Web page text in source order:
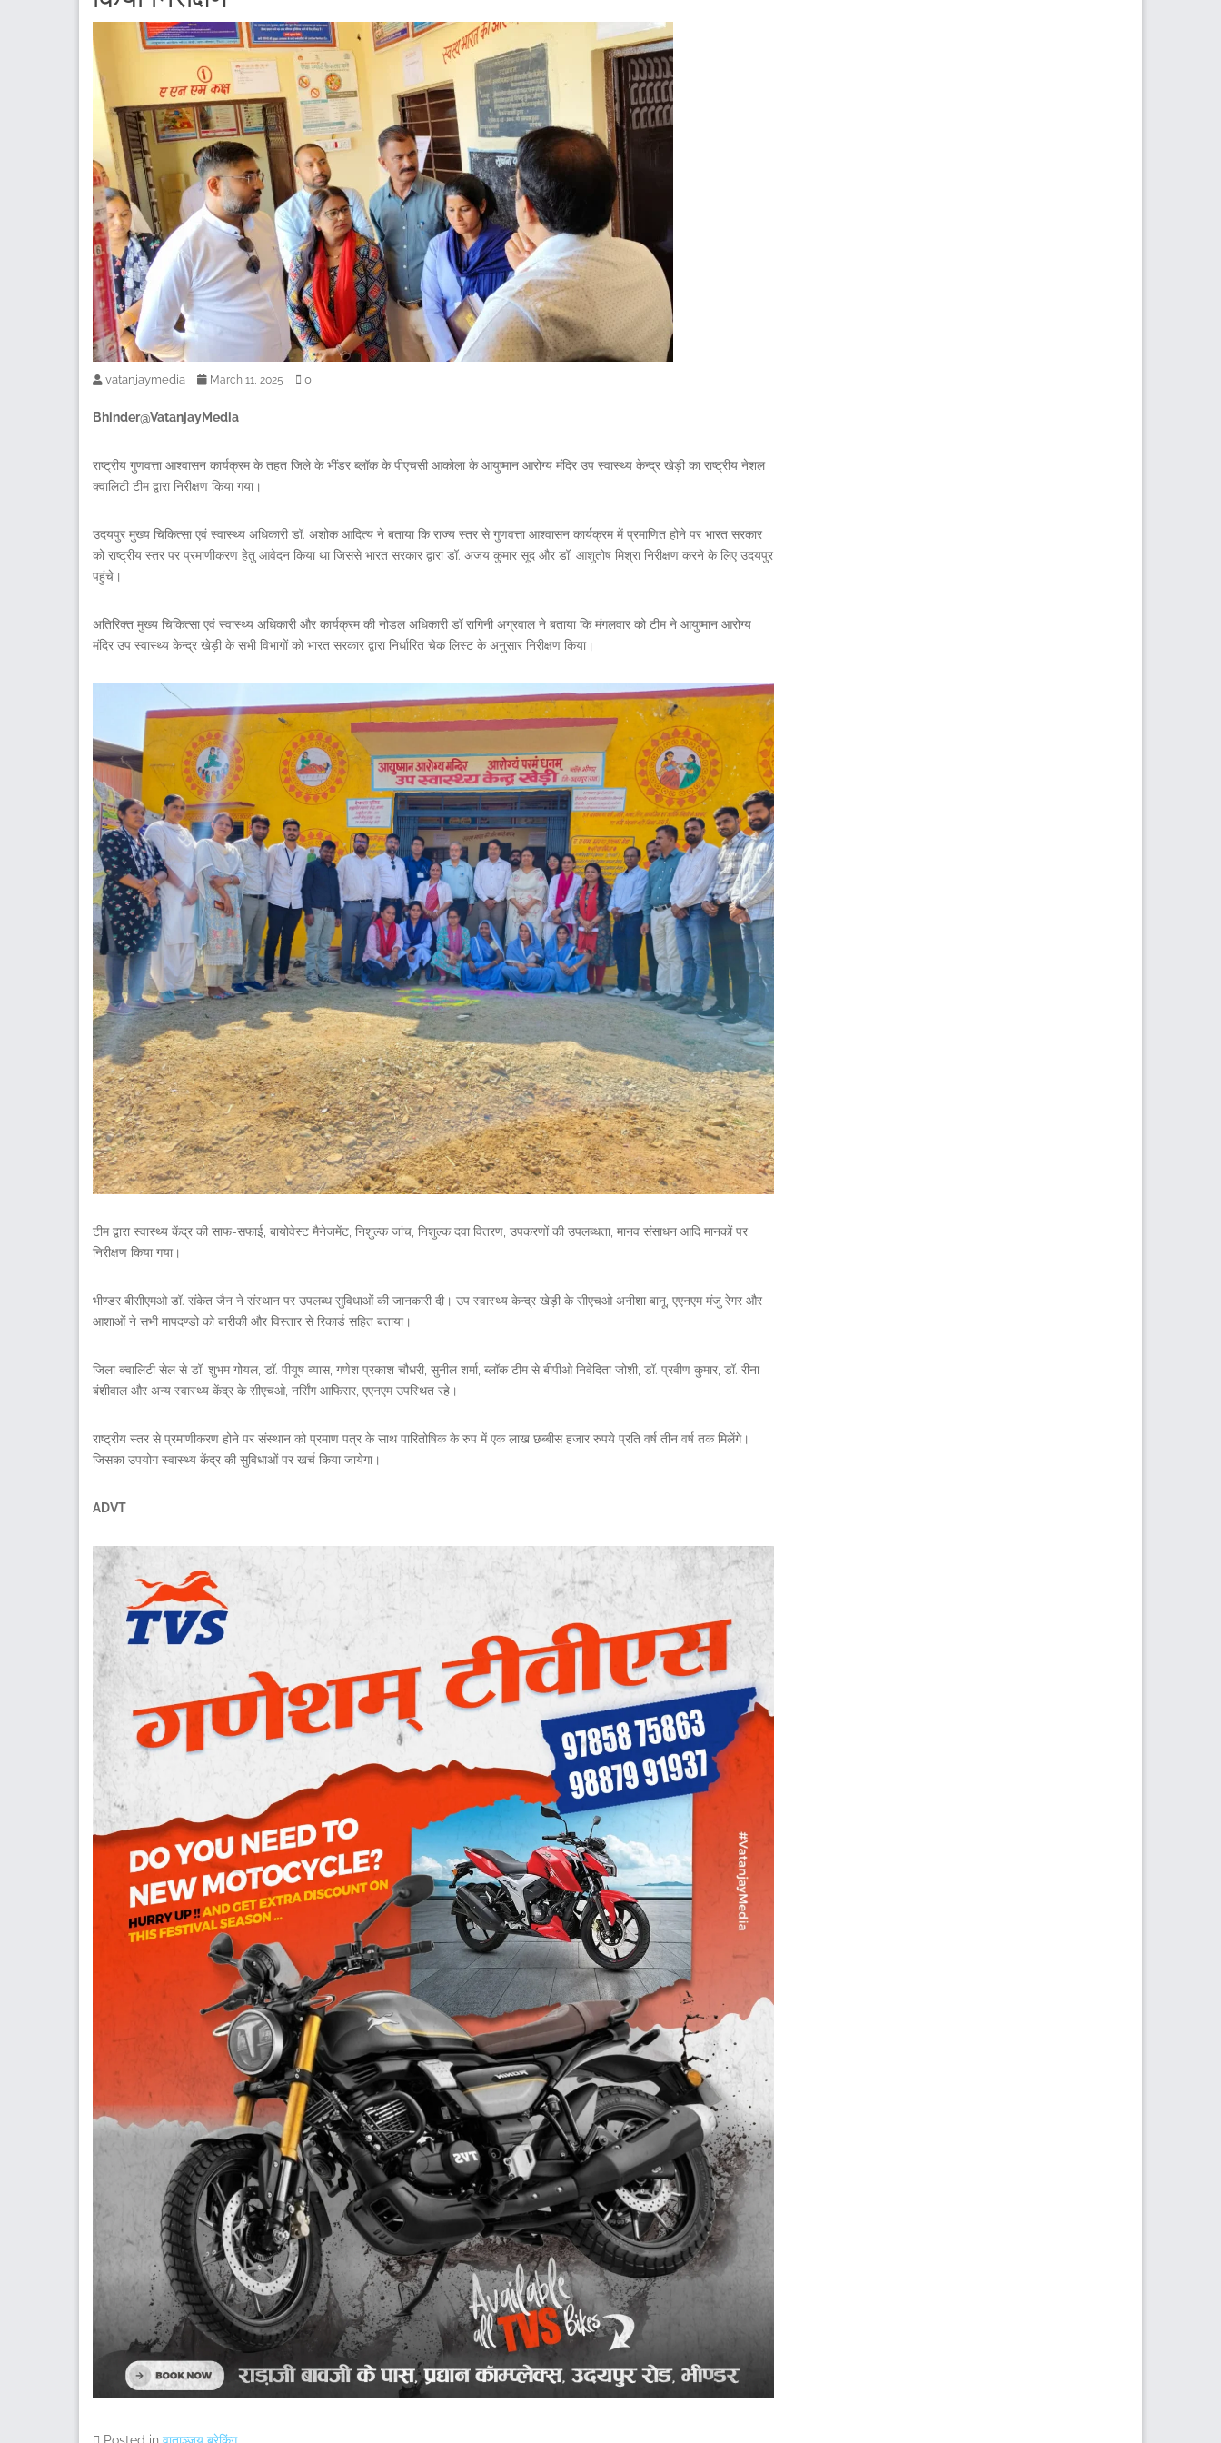
vatanjaymedia March 11, 2025 0
Bhinder@VatanjayMedia
राष्ट्रीय गुणवत्ता आश्वासन कार्यक्रम के तहत जिले के भींडर ब्लॉक के पीएचसी आकोला के आयुष्मान आरोग्य मंदिर उप स्वास्थ्य केन्द्र खेड़ी का राष्ट्रीय नेशल
क्वालिटी टीम द्वारा निरीक्षण किया गया।
उदयपुर मुख्य चिकित्सा एवं स्वास्थ्य अधिकारी डॉ. अशोक आदित्य ने बताया कि राज्य स्तर से गुणवत्ता आश्वासन कार्यक्रम में प्रमाणित होने पर भारत सरकार
को राष्ट्रीय स्तर पर प्रमाणीकरण हेतु आवेदन किया था जिससे भारत सरकार द्वारा डॉ. अजय कुमार सूद और डॉ. आशुतोष मिश्रा निरीक्षण करने के लिए उदयपुर
पहुंचे।
अतिरिक्त मुख्य चिकित्सा एवं स्वास्थ्य अधिकारी और कार्यक्रम की नोडल अधिकारी डॉ रागिनी अग्रवाल ने बताया कि मंगलवार को टीम ने आयुष्मान आरोग्य
मंदिर उप स्वास्थ्य केन्द्र खेड़ी के सभी विभागों को भारत सरकार द्वारा निर्धारित चेक लिस्ट के अनुसार निरीक्षण किया।
टीम द्वारा स्वास्थ्य केंद्र की साफ-सफाई, बायोवेस्ट मैनेजमेंट, निशुल्क जांच, निशुल्क दवा वितरण, उपकरणों की उपलब्धता, मानव संसाधन आदि मानकों पर
निरीक्षण किया गया।
भीण्डर बीसीएमओ डॉ. संकेत जैन ने संस्थान पर उपलब्ध सुविधाओं की जानकारी दी। उप स्वास्थ्य केन्द्र खेड़ी के सीएचओ अनीशा बानू, एएनएम मंजु रेगर और
आशाओं ने सभी मापदण्डो को बारीकी और विस्तार से रिकार्ड सहित बताया।
जिला क्वालिटी सेल से डॉ. शुभम गोयल, डॉ. पीयूष व्यास, गणेश प्रकाश चौधरी, सुनील शर्मा, ब्लॉक टीम से बीपीओ निवेदिता जोशी, डॉ. प्रवीण कुमार, डॉ. रीना
बंशीवाल और अन्य स्वास्थ्य केंद्र के सीएचओ, नर्सिंग आफिसर, एएनएम उपस्थित रहे।
राष्ट्रीय स्तर से प्रमाणीकरण होने पर संस्थान को प्रमाण पत्र के साथ पारितोषिक के रुप में एक लाख छब्बीस हजार रुपये प्रति वर्ष तीन वर्ष तक मिलेंगे।
जिसका उपयोग स्वास्थ्य केंद्र की सुविधाओं पर खर्च किया जायेगा।
ADVT